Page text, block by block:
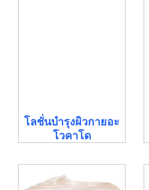
โลชั่นบำรุงผิวกายอะ
โวคาโด